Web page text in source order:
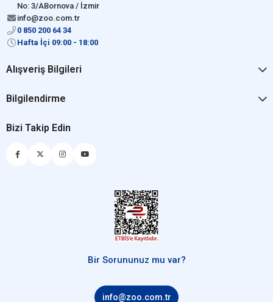
No: 3/ABornova / İzmir
info@zoo.com.tr
0 850 200 64 34
Hafta İçi 09:00 - 18:00
Alışveriş Bilgileri
Bilgilendirme
Bizi Takip Edin
Bir Sorununuz mu var?
info@zoo.com.tr